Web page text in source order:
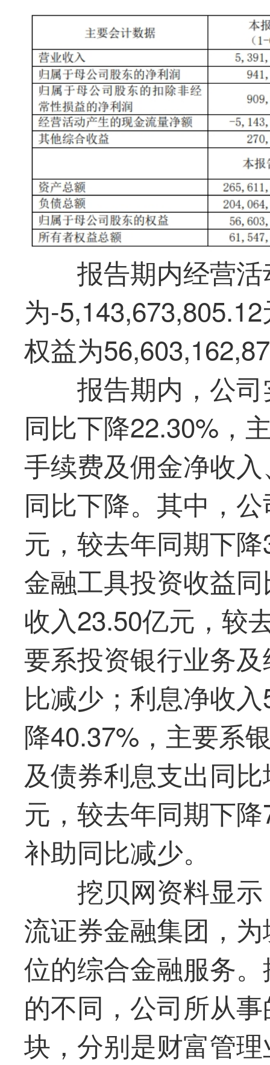
报告期内经营
为-5,143,673,805.12
权益为
报告期内，公
同比下降22.30%，
手续费及佣金净收
同比下降。其中，公
元，较去年同期下
金融工具投资收益
收入23.50亿元，较
要系投资银行业务
比减少；利息净收
降40.37%，主要系
及债券利息支出同
元，较去年同期下
补助同比减少。
挖贝网资料显
流证券金融集团，
位的综合金融服务
的不同，公司所从
块，分别是财富管